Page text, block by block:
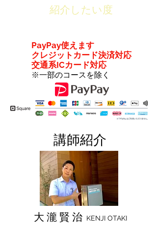
​紹介したい度
​PayPay使えます
クレジットカード決済対応
交通系ICカード対応
※一部のコースを除く
​講師紹介
大 瀧 賢 治 KENJI OTAKI